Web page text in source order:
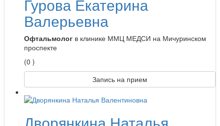
Гурова Екатерина
Валерьевна
Офтальмолог в клинике ММЦ МЕДСИ на Мичуринском
проспекте
(0 )
Запись на прием